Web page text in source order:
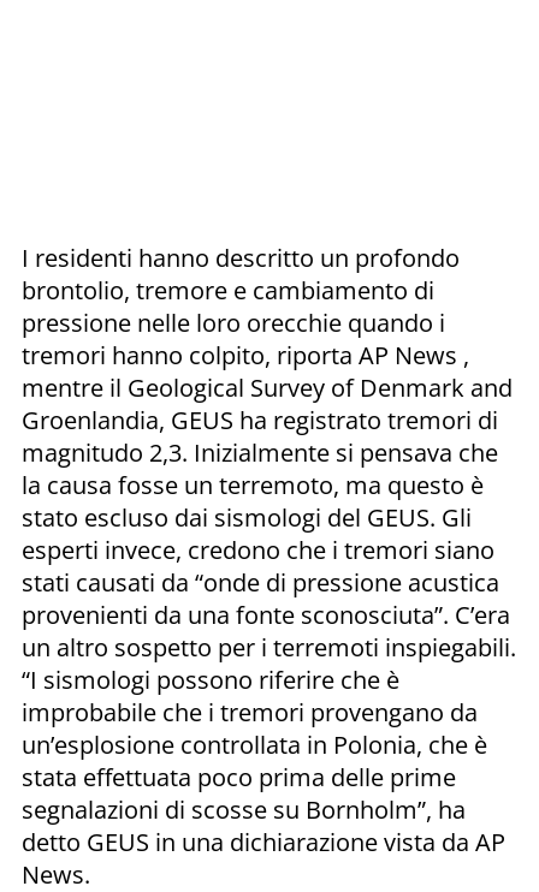
I residenti hanno descritto un profondo
brontolio, tremore e cambiamento di
pressione nelle loro orecchie quando i
tremori hanno colpito, riporta AP News ,
mentre il Geological Survey of Denmark and
Groenlandia, GEUS ha registrato tremori di
magnitudo 2,3. Inizialmente si pensava che
la causa fosse un terremoto, ma questo è
stato escluso dai sismologi del GEUS. Gli
esperti invece, credono che i tremori siano
stati causati da “onde di pressione acustica
provenienti da una fonte sconosciuta”. C’era
un altro sospetto per i terremoti inspiegabili.
“I sismologi possono riferire che è
improbabile che i tremori provengano da
un’esplosione controllata in Polonia, che è
stata effettuata poco prima delle prime
segnalazioni di scosse su Bornholm”, ha
detto GEUS in una dichiarazione vista da AP
News.